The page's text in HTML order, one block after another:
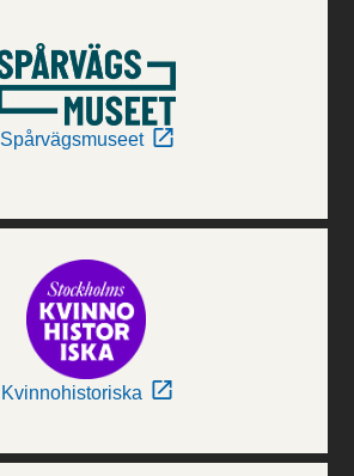
Spårvägsmuseet
Kvinnohistoriska